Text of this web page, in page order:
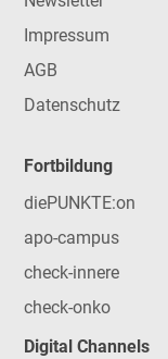
Impressum
AGB
Datenschutz
Fortbildung
diePUNKTE:on
apo-campus
check-innere
check-onko
Digital Channels